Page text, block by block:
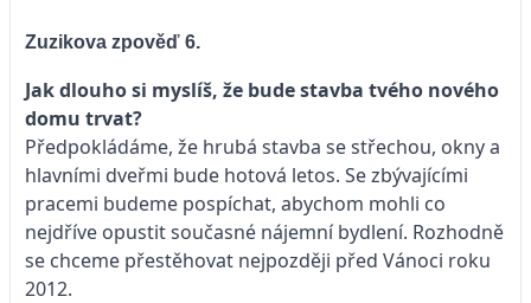
Zuzikova zpověď 6.
Jak dlouho si myslíš, že bude stavba tvého nového
domu trvat?
Předpokládáme, že hrubá stavba se střechou, okny a
hlavními dveřmi bude hotová letos. Se zbývajícími
pracemi budeme pospíchat, abychom mohli co
nejdříve opustit současné nájemní bydlení. Rozhodně
se chceme přestěhovat nejpozději před Vánoci roku
2012.